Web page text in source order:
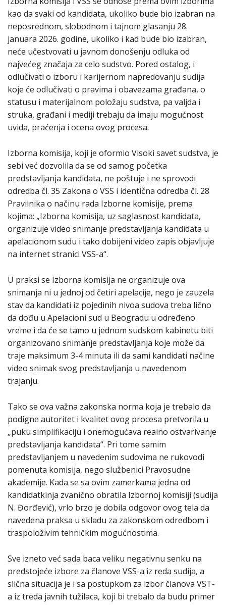
kao da svaki od kandidata, ukoliko bude bio izabran na
neposrednom, slobodnom i tajnom glasanju 28.
januara 2026. godine, ukoliko i kad bude bio izabran,
neće učestvovati u javnom donošenju odluka od
najvećeg značaja za celo sudstvo. Pored ostalog, i
odlučivati o izboru i karijernom napredovanju sudija
koje će odlučivati o pravima i obavezama građana, o
statusu i materijalnom položaju sudstva, pa valjda i
struka, građani i mediji trebaju da imaju mogućnost
uvida, praćenja i ocena ovog procesa.
Izborna komisija, koji je oformio Visoki savet sudstva, je
sebi već dozvolila da se od samog početka
predstavljanja kandidata, ne poštuje i ne sprovodi
odredba čl. 35 Zakona o VSS i identična odredba čl. 28
Pravilnika o načinu rada Izborne komisije, prema
kojima: „Izborna komisija, uz saglasnost kandidata,
organizuje video snimanje predstavljanja kandidata u
apelacionom sudu i tako dobijeni video zapis objavljuje
na internet stranici VSS-a“.
U praksi se Izborna komisija ne organizuje ova
snimanja ni u jednoj od četiri apelacije, nego je zauzela
stav da kandidati iz pojedinih nivoa sudova treba lično
da dođu u Apelacioni sud u Beogradu u određeno
vreme i da će se tamo u jednom sudskom kabinetu biti
organizovano snimanje predstavljanja koje može da
traje maksimum 3-4 minuta ili da sami kandidati načine
video snimak svog predstavljanja u navedenom
trajanju.
Tako se ova važna zakonska norma koja je trebalo da
podigne autoritet i kvalitet ovog procesa pretvorila u
„puku simplifikaciju i onemogućava realno ostvarivanje
predstavljanja kandidata“. Pri tome samim
predstavljanjem u navedenim sudovima ne rukovodi
pomenuta komisija, nego službenici Pravosudne
akademije. Kada se sa ovim zamerkama jedna od
kandidatkinja zvanično obratila Izbornoj komisiji (sudija
N. Đorđević), vrlo brzo je dobila odgovor ovog tela da
navedena praksa u skladu za zakonskom odredbom i
traspoloživim tehničkim mogućnostima.
Sve izneto već sada baca veliku negativnu senku na
predstojeće izbore za članove VSS-a iz reda sudija, a
slična situacija je i sa postupkom za izbor članova VST-
a iz treda javnih tužilaca, koji bi trebalo da budu primer